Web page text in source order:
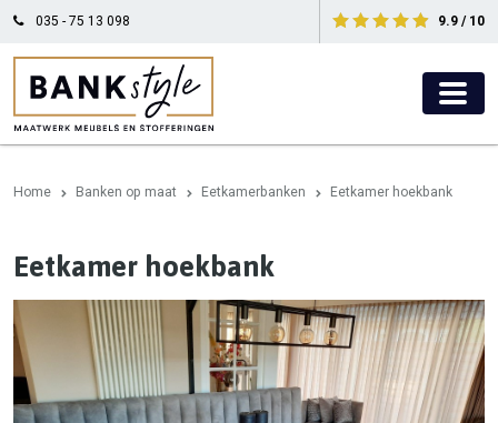
035 - 75 13 098 9.9 / 10
Home Banken op maat Eetkamerbanken Eetkamer hoekbank
Eetkamer hoekbank